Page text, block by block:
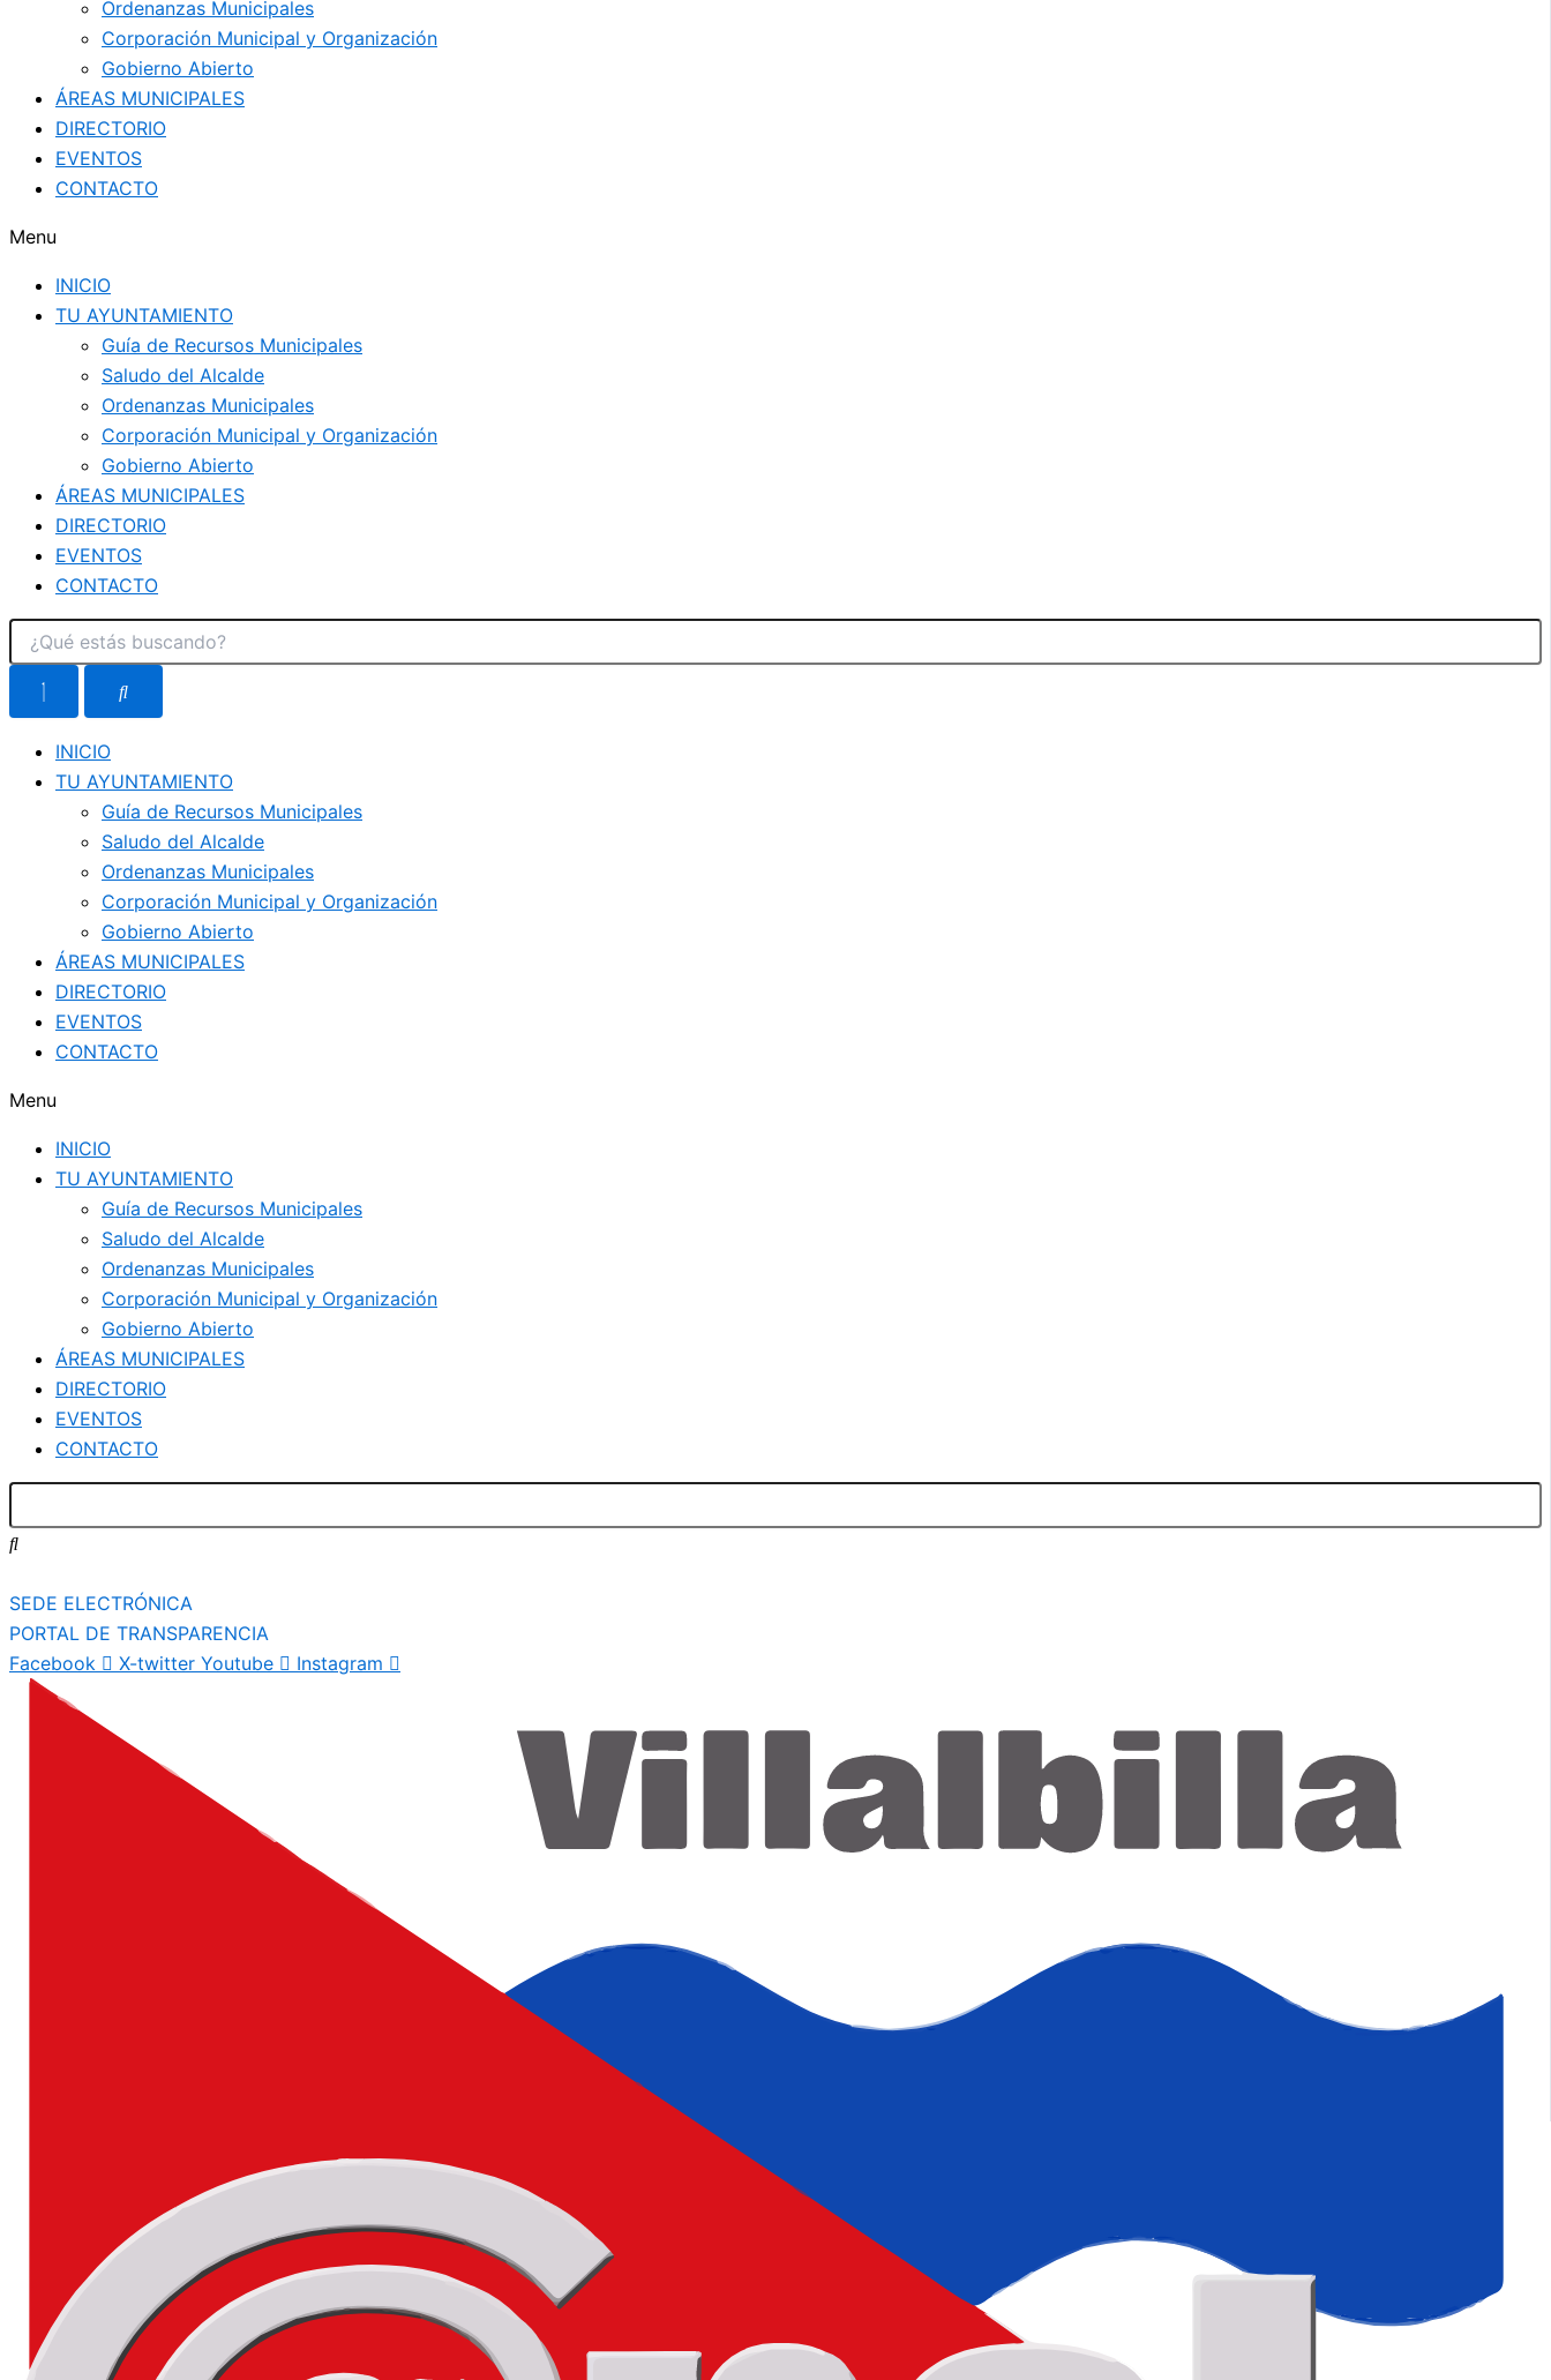
Ordenanzas Municipales
Corporación Municipal y Organización
Gobierno Abierto
ÁREAS MUNICIPALES
DIRECTORIO
EVENTOS
CONTACTO
Menu
INICIO
TU AYUNTAMIENTO
Guía de Recursos Municipales
Saludo del Alcalde
Ordenanzas Municipales
Corporación Municipal y Organización
Gobierno Abierto
ÁREAS MUNICIPALES
DIRECTORIO
EVENTOS
CONTACTO
INICIO
TU AYUNTAMIENTO
Guía de Recursos Municipales
Saludo del Alcalde
Ordenanzas Municipales
Corporación Municipal y Organización
Gobierno Abierto
ÁREAS MUNICIPALES
DIRECTORIO
EVENTOS
CONTACTO
Menu
INICIO
TU AYUNTAMIENTO
Guía de Recursos Municipales
Saludo del Alcalde
Ordenanzas Municipales
Corporación Municipal y Organización
Gobierno Abierto
ÁREAS MUNICIPALES
DIRECTORIO
EVENTOS
CONTACTO
SEDE ELECTRÓNICA
PORTAL DE TRANSPARENCIA
Facebook
X-twitter Youtube Instagram